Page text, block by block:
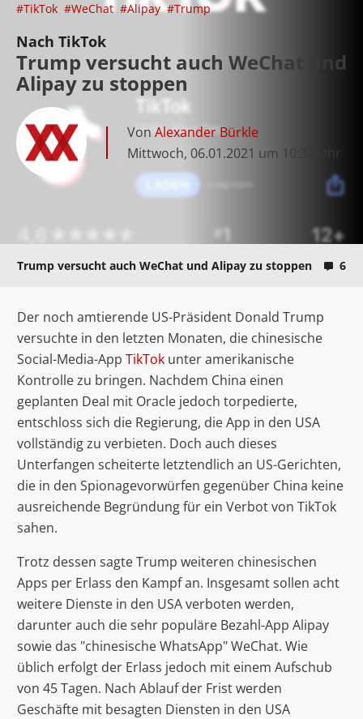
#TikTok #WeChat #Alipay #Trump
Nach TikTok
Trump versucht auch WeChat und
Alipay zu stoppen
Von Alexander Bürkle
Mittwoch, 06.01.2021 um 10:32 Uhr
Trump versucht auch WeChat und Alipay zu stoppen 6
Der noch amtierende US-Präsident Donald Trump
versuchte in den letzten Monaten, die chinesische
Social-Media-App TikTok unter amerikanische
Kontrolle zu bringen. Nachdem China einen
geplanten Deal mit Oracle jedoch torpedierte,
entschloss sich die Regierung, die App in den USA
vollständig zu verbieten. Doch auch dieses
Unterfangen scheiterte letztendlich an US-Gerichten,
die in den Spionagevorwürfen gegenüber China keine
ausreichende Begründung für ein Verbot von TikTok
sahen.
Trotz dessen sagte Trump weiteren chinesischen
Apps per Erlass den Kampf an. Insgesamt sollen acht
weitere Dienste in den USA verboten werden,
darunter auch die sehr populäre Bezahl-App Alipay
sowie das "chinesische WhatsApp" WeChat. Wie
üblich erfolgt der Erlass jedoch mit einem Aufschub
von 45 Tagen. Nach Ablauf der Frist werden
Geschäfte mit besagten Diensten in den USA